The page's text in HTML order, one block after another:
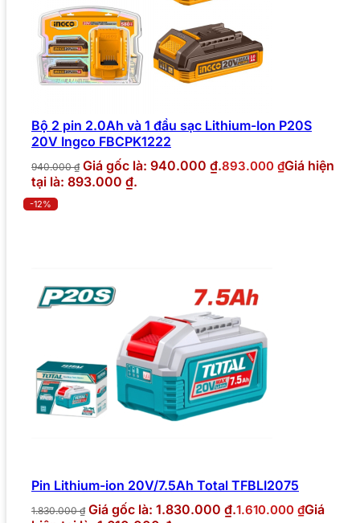
Bộ 2 pin 2.0Ah và 1 đầu sạc Lithium-Ion P20S
20V Ingco FBCPK1222
940.000₫ Giá gốc là: 940.000 ₫.893.000 ₫Giá hiện
tại là: 893.000 ₫.
-12%
Pin Lithium-ion 20V/7.5Ah Total TFBLI2075
1.830.000₫ Giá gốc là: 1.830.000 ₫.1.610.000 ₫Giá